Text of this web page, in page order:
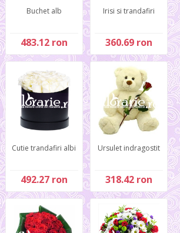
Buchet alb
483.12 ron
Irisi si trandafiri
360.69 ron
Cutie trandafiri albi
492.27 ron
Ursulet indragostit
318.42 ron